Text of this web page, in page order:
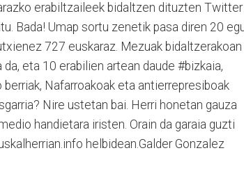
erabiltzaileek bidaltzen dituzten Twitter
Bada! Umap sortu zenetik pasa diren 20
727 euskaraz. Mezuak bidaltzerakoan
eta 10 erabilien artean daude #bizkaia,
Nafarroakoak eta antierrepresiboak
Nire ustetan bai. Herri honetan gauza
handietara iristen. Orain da garaia guzti
helbidean.Galder Gonzalez